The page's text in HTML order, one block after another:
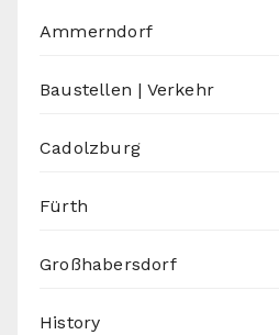
Ammerndorf
Baustellen | Verkehr
Cadolzburg
Fürth
Großhabersdorf
History